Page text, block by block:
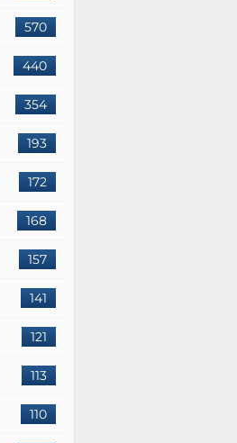
570
440
354
193
172
168
157
141
121
113
110